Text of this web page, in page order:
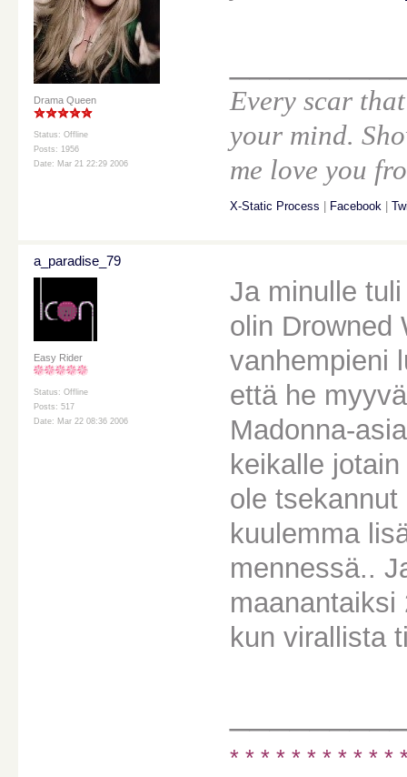
Drama Queen
Status: Offline
Posts: 1956
Date: Mar 21 22:29 2006
Every scar
your mind.
me love you
X-Static Process Facebook
a_paradise_79
Easy Rider
Status: Offline
Posts: 517
Date: Mar 22 08:36 2006
Ja minulle
olin Drowned
vanhempieni
että he
Madonna-
keikalle
ole
kuulemma
mennessä..
kun virallista
* * * * * * * * * * *